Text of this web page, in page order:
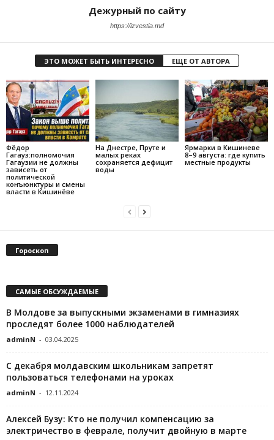
Дежурный по сайту
https://izvestia.md
ЭТО МОЖЕТ БЫТЬ ИНТЕРЕСНО ЕЩЕ ОТ АВТОРА
Фёдор
Гагауз:полномочия
Гагаузии не должны
зависеть от
политической
конъюнктуры и смены
власти в Кишинёве
На Днестре, Пруте и
малых реках
сохраняется дефицит
воды
Ярмарки в Кишиневе
8–9 августа: где купить
местные продукты
Гороскоп
САМЫЕ ОБСУЖДАЕМЫЕ
В Молдове за выпускными экзаменами в гимназиях
проследят более 1000 наблюдателей
adminN - 03.04.2025
С декабря молдавским школьникам запретят
пользоваться телефонами на уроках
adminN - 12.11.2024
Алексей Бузу: Кто не получил компенсацию за
электричество в феврале, получит двойную в марте